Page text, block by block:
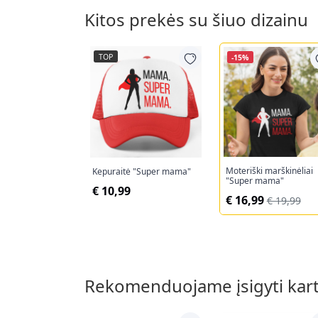
Kitos prekės su šiuo dizainu
TOP
Kepuraitė "Super mama"
€ 10,99
-15%
Moteriški marškinėliai
"Super mama"
€ 16,99 € 19,99
Rekomenduojame įsigyti